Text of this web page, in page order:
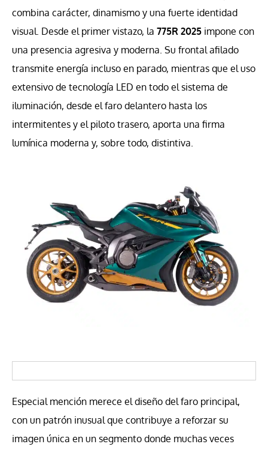
combina carácter, dinamismo y una fuerte identidad
visual. Desde el primer vistazo, la 775R 2025 impone con
una presencia agresiva y moderna. Su frontal afilado
transmite energía incluso en parado, mientras que el uso
extensivo de tecnología LED en todo el sistema de
iluminación, desde el faro delantero hasta los
intermitentes y el piloto trasero, aporta una firma
lumínica moderna y, sobre todo, distintiva.
Especial mención merece el diseño del faro principal,
con un patrón inusual que contribuye a reforzar su
imagen única en un segmento donde muchas veces